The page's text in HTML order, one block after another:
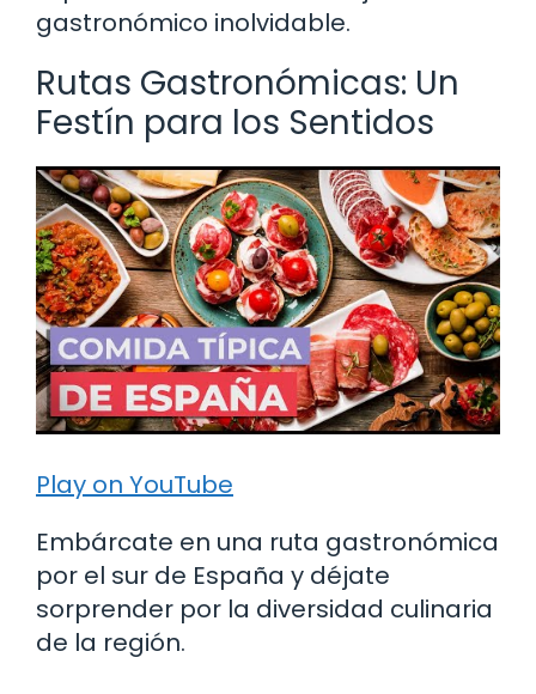
gastronómico inolvidable.
Rutas Gastronómicas: Un
Festín para los Sentidos
Play on YouTube
Embárcate en una ruta gastronómica
por el sur de España y déjate
sorprender por la diversidad culinaria
de la región.